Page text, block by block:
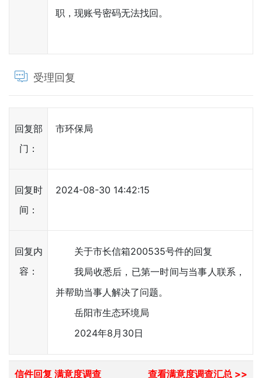
职，现账号密码无法找回。
受理回复
回复部
门：
市环保局
回复时
间：
2024-08-30 14:42:15
回复内
容：
关于市长信箱200535号件的回复
我局收悉后，已第一时间与当事人联系，
并帮助当事人解决了问题。
岳阳市生态环境局
2024年8月30日
信件回复 满意度调查 查看满意度调查汇总 >>